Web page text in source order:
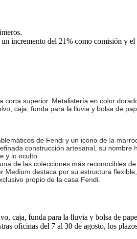
incremento del 21% como comisión y
corta superior. Metalistería en color
caja, funda para la lluvia y bolsa de
de Fendi y un icono de la
construcción artesanal, su
y lo oculto.
de las colecciones más reconocibles
Medium destaca por su estructura
propio de la casa Fendi.
caja, funda para la lluvia y bolsa de
oficinas del 7 al 30 de agosto, los